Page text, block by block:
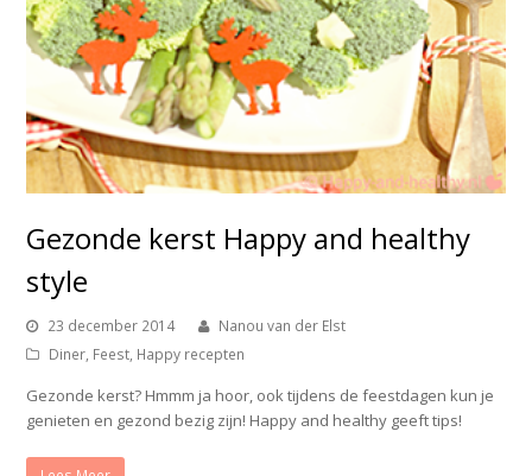
Gezonde kerst Happy and healthy
style
23 december 2014
Nanou van der Elst
Diner, Feest, Happy recepten
Gezonde kerst? Hmmm ja hoor, ook tijdens de feestdagen kun je
genieten en gezond bezig zijn! Happy and healthy geeft tips!